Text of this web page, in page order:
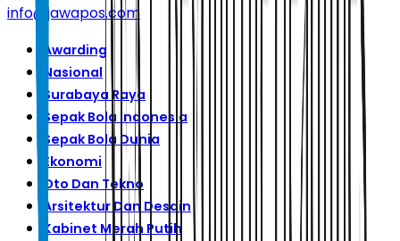
info@jawapos.com
Awarding
Nasional
Surabaya Raya
Sepak Bola Indonesia
Sepak Bola Dunia
Ekonomi
Oto Dan Tekno
Arsitektur Dan Desain
Kabinet Merah Putih